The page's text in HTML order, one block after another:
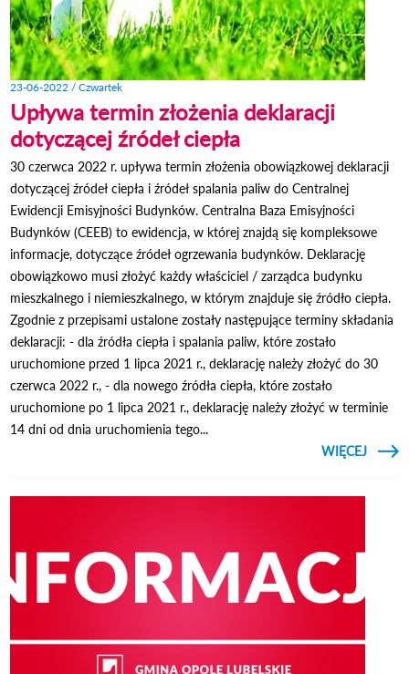
23-06-2022 / Czwartek
Upływa termin złożenia deklaracji
dotyczącej źródeł ciepła
30 czerwca 2022 r. upływa termin złożenia obowiązkowej deklaracji
dotyczącej źródeł ciepła i źródeł spalania paliw do Centralnej
Ewidencji Emisyjności Budynków. Centralna Baza Emisyjności
Budynków (CEEB) to ewidencja, w której znajdą się kompleksowe
informacje, dotyczące źródeł ogrzewania budynków. Deklarację
obowiązkowo musi złożyć każdy właściciel / zarządca budynku
mieszkalnego i niemieszkalnego, w którym znajduje się źródło ciepła.
Zgodnie z przepisami ustalone zostały następujące terminy składania
deklaracji: - dla źródła ciepła i spalania paliw, które zostało
uruchomione przed 1 lipca 2021 r., deklarację należy złożyć do 30
czerwca 2022 r., - dla nowego źródła ciepła, które zostało
uruchomione po 1 lipca 2021 r., deklarację należy złożyć w terminie
14 dni od dnia uruchomienia tego...
CZYTAJ
WIĘCEJ
O